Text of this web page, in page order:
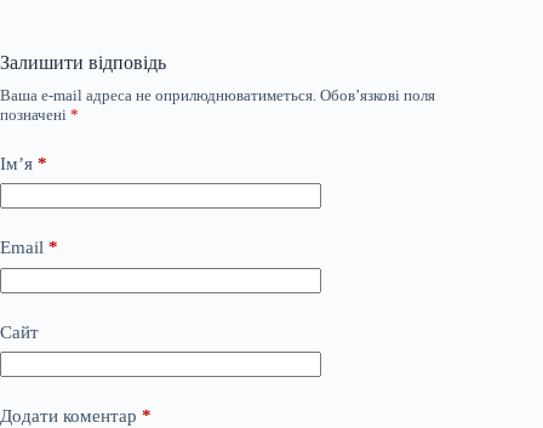
Залишити відповідь
Ваша e-mail адреса не оприлюднюватиметься. Обов’язкові поля
позначені *
Ім’я *
Email *
Сайт
Додати коментар *